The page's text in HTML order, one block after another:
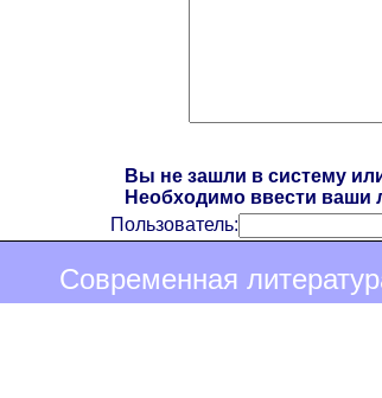
Вы не зашли в систему
Необходимо ввести ваши
Пользователь:
Современная